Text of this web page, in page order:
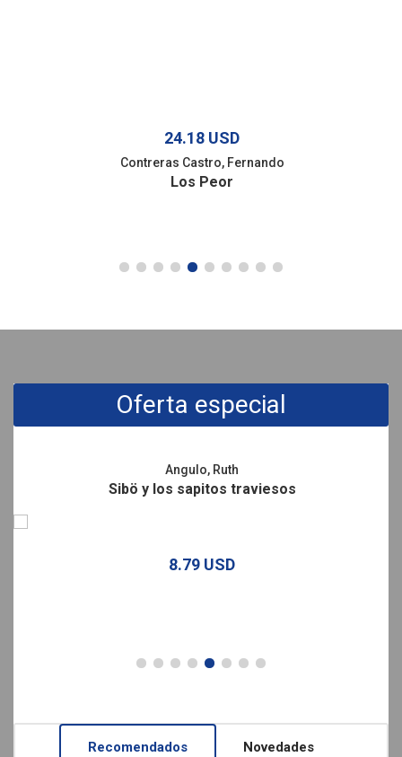
24.18 USD
Contreras Castro, Fernando
Los Peor
PromocionesOferta especial
Angulo, Ruth
Sibö y los sapitos traviesos
8.79 USD
Recomendados Novedades